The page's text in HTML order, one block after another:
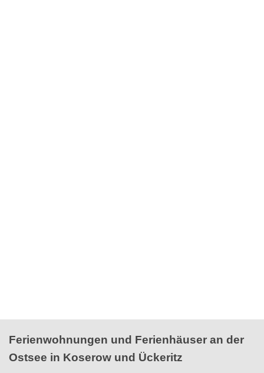
Ferienwohnungen und Ferienhäuser an der
Ostsee in Koserow und Ückeritz